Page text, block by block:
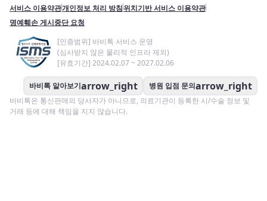
서비스 이용약관개인정보 처리 방침위치기반 서비스 이용약관
명예훼손 게시중단 요청
[인증범위] 바비톡 서비스 운영
(심사받지 않은 물리적 인프라 제외)
[유효기간] 2024.02.07 ~ 2027.02.06
바비톡 알아보기arrow_right 병원 입점 문의arrow_right
바비톡은 통신판매의 당사자가 아니므로, 의료기관이 등록한 시/수술 정보 및
거래 등에 대해 책임을 지지 않습니다.